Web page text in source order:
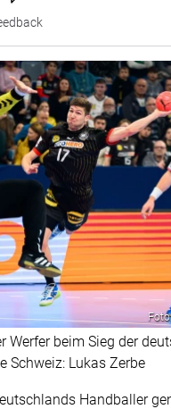
Werfer beim Sieg der
Schweiz: Lukas Zerbe
Handballer